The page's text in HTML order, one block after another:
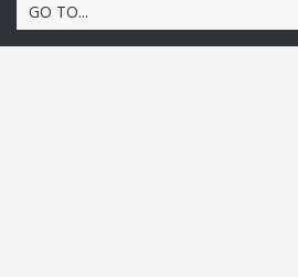
GO TO...